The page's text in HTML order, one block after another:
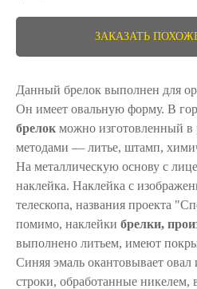
ЗАКАЗАТЬ
Данный брелок выполнен для
Он имеет овальную форму. В
брелок можно изготовленный в
методами ― литье, штамп,
На металлическую основу с
наклейка. Наклейка с
телескопа, названия проекта
помимо, наклейки брелки,
выполнено литьем, имеют
Синяя эмаль окантовывает овал
строки, обработанные никелем,